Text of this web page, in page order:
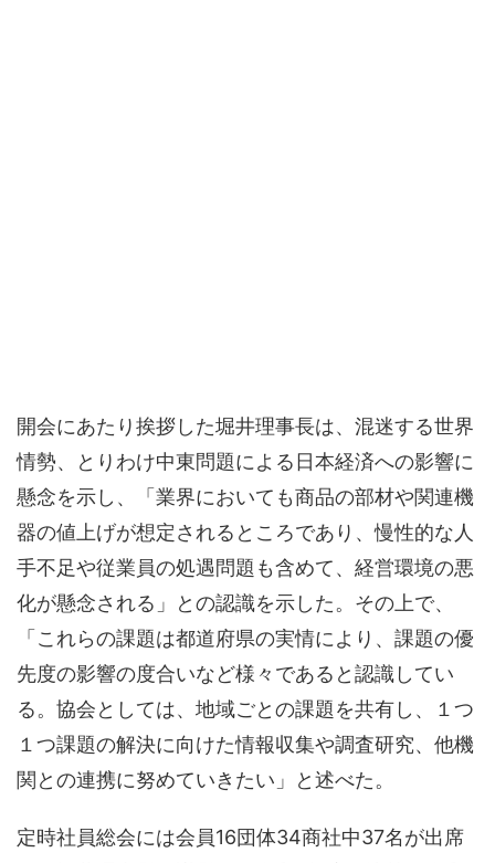
開会にあたり挨拶した堀井理事長は、混迷する世界
情勢、とりわけ中東問題による日本経済への影響に
懸念を示し、「業界においても商品の部材や関連機
器の値上げが想定されるところであり、慢性的な人
手不足や従業員の処遇問題も含めて、経営環境の悪
化が懸念される」との認識を示した。その上で、
「これらの課題は都道府県の実情により、課題の優
先度の影響の度合いなど様々であると認識してい
る。協会としては、地域ごとの課題を共有し、１つ
１つ課題の解決に向けた情報収集や調査研究、他機
関との連携に努めていきたい」と述べた。
定時社員総会には会員16団体34商社中37名が出席